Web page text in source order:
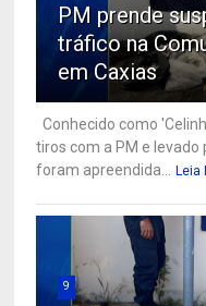
PM prende
tráfico na
em Caxias
Conhecido como
tiros com a PM e levado
foram apreendida...
Leia
9